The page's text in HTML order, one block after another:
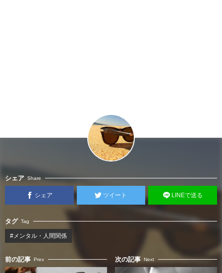
シェア Share
シェア ツイート LINEで送る
タグ Tag
#メンタル・人間関係
前の記事 Prev 次の記事 Next